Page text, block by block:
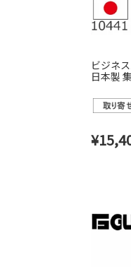
ビジネ
日本製
¥